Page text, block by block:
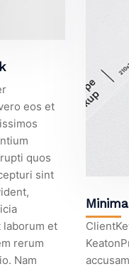
eos et
quos
sint
laborum et
rerum
Nam